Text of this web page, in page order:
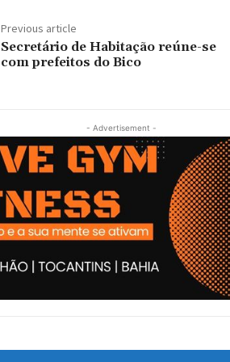
Previous article
Secretário de Habitação reúne-se
com prefeitos do Bico
- Advertisement -